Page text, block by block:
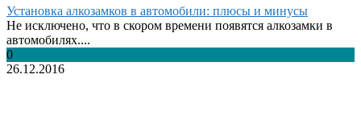
Установка алкозамков в автомобили: плюсы и минусы
Не исключено, что в скором времени появятся алкозамки в
автомобилях....
0
26.12.2016